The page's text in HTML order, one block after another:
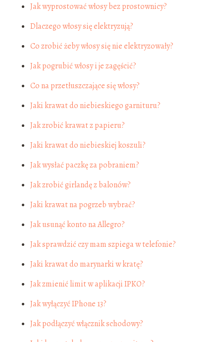
Jak wyprostować włosy bez prostownicy?
Dlaczego włosy się elektryzują?
Co zrobić żeby włosy się nie elektryzowały?
Jak pogrubić włosy i je zagęścić?
Co na przetłuszczające się włosy?
Jaki krawat do niebieskiego garnituru?
Jak zrobić krawat z papieru?
Jaki krawat do niebieskiej koszuli?
Jak wysłać paczkę za pobraniem?
Jak zrobić girlandę z balonów?
Jaki krawat na pogrzeb wybrać?
Jak usunąć konto na Allegro?
Jak sprawdzić czy mam szpiega w telefonie?
Jaki krawat do marynarki w kratę?
Jak zmienić limit w aplikacji IPKO?
Jak wyłączyć IPhone 13?
Jak podłączyć włącznik schodowy?